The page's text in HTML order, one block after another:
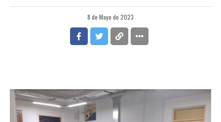
8 de Mayo de 2023